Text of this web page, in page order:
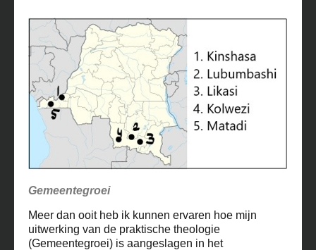
Gemeentegroei
Meer dan ooit heb ik kunnen ervaren hoe mijn
uitwerking van de praktische theologie
(Gemeentegroei) is aangeslagen in het